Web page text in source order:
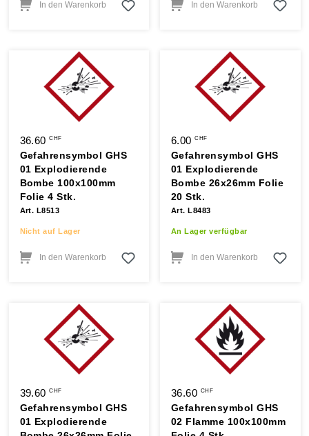
In den Warenkorb In den Warenkorb
36.60CHF
Gefahrensymbol GHS
01 Explodierende
Bombe 100x100mm
Folie 4 Stk.
Art. L8513
Nicht auf Lager
In den Warenkorb
6.00CHF
Gefahrensymbol GHS
01 Explodierende
Bombe 26x26mm Folie
20 Stk.
Art. L8483
An Lager verfügbar
In den Warenkorb
39.60CHF
Gefahrensymbol GHS
01 Explodierende
36.60 CHF
Gefahrensymbol GHS
02 Flamme 100x100mm